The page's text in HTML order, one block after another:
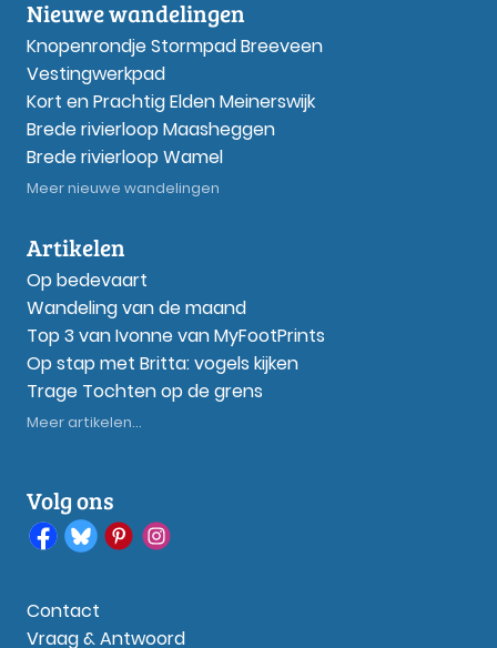
Nieuwe wandelingen
Knopenrondje Stormpad Breeveen
Vestingwerkpad
Kort en Prachtig Elden Meinerswijk
Brede rivierloop Maasheggen
Brede rivierloop Wamel
Meer nieuwe wandelingen
Artikelen
Op bedevaart
Wandeling van de maand
Top 3 van Ivonne van MyFootPrints
Op stap met Britta: vogels kijken
Trage Tochten op de grens
Meer artikelen...
Volg ons
Contact
Vraag & Antwoord